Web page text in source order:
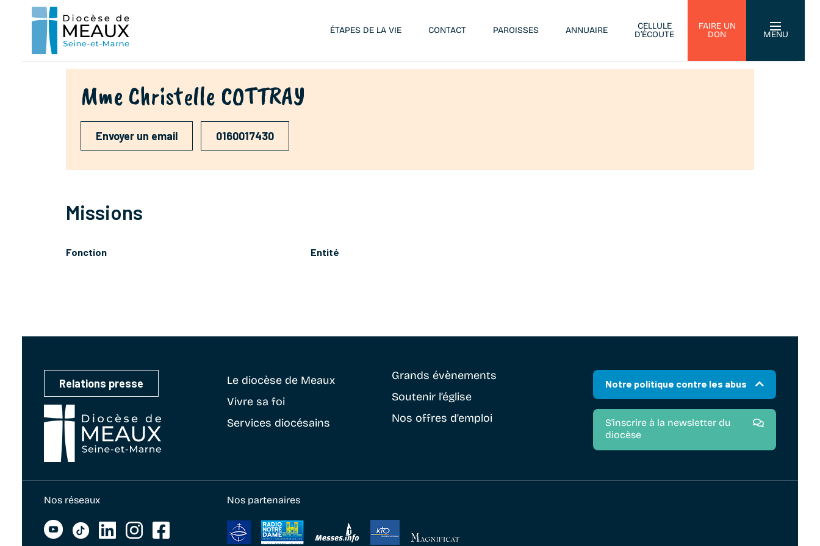
ÉTAPES DE LA VIE CONTACT PAROISSES ANNUAIRE
CELLULE
D’ÉCOUTE
FAIRE UN
DON
MENU
Mme Christelle COTTRAY
Envoyer un email 0160017430
Missions
Fonction Entité
Relations presse Le diocèse de Meaux
Vivre sa foi
Services diocésains
Grands évènements
Soutenir l’église
Nos offres d’emploi
Notre politique contre les abus
S'inscrire à la newsletter du
diocèse
Nos réseaux Nos partenaires